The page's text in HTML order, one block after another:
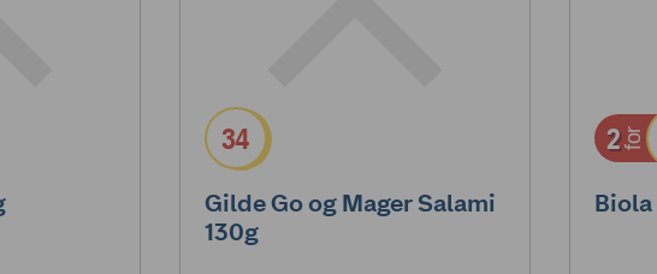
34
Gilde Go og Mager Salami
130g
2for
Biola